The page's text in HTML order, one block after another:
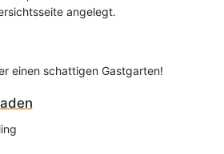
angelegt.
einen schattigen Gastgarten!